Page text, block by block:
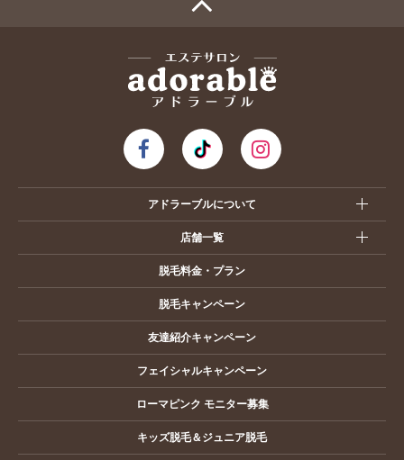
アドラーブルについて
店舗一覧
脱毛料金・プラン
脱毛キャンペーン
友達紹介キャンペーン
フェイシャルキャンペーン
ローマピンク モニター募集
キッズ脱毛＆ジュニア脱毛